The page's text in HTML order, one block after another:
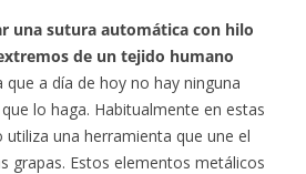
una sutura automática con hilo
de un tejido humano
que a día de hoy no hay ninguna
lo haga. Habitualmente en estas
una herramienta que une el
grapas. Estos elementos metálicos